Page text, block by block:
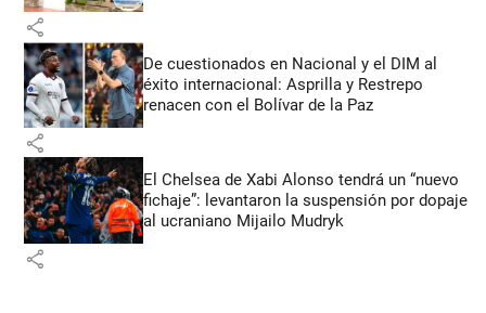
share
De cuestionados en Nacional y el DIM al
éxito internacional: Asprilla y Restrepo
renacen con el Bolívar de la Paz
share
El Chelsea de Xabi Alonso tendrá un “nuevo
fichaje”: levantaron la suspensión por dopaje
al ucraniano Mijailo Mudryk
share